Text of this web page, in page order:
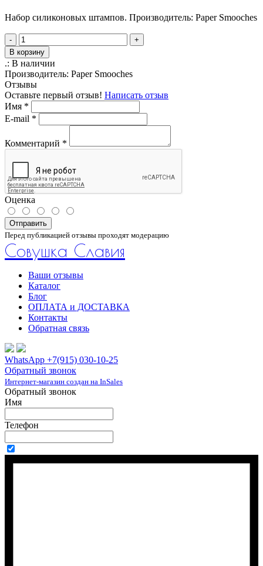
Набор силиконовых штампов. Производитель: Paper Smooches
-
+
В корзину
.: В наличии
Производитель: Paper Smooches
Отзывы
Оставьте первый отзыв! Написать отзыв
Имя *
E-mail *
Комментарий *
Оценка
Отправить
Перед публикацией отзывы проходят модерацию
Совушка Славия
Ваши отзывы
Каталог
Блог
ОПЛАТА и ДОСТАВКА
Контакты
Обратная связь
WhatsApp +7(915) 030-10-25
Обратный звонок
Интернет-магазин создан на InSales
Обратный звонок
Имя
Телефон